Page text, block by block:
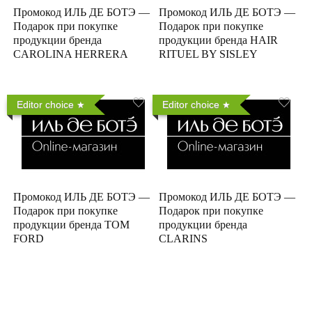
Промокод ИЛЬ ДЕ БОТЭ —
Подарок при покупке
продукции бренда
CAROLINA HERRERA
Промокод ИЛЬ ДЕ БОТЭ —
Подарок при покупке
продукции бренда HAIR
RITUEL BY SISLEY
Editor choice
Промокод ИЛЬ ДЕ БОТЭ —
Подарок при покупке
продукции бренда TOM
FORD
Editor choice
Промокод ИЛЬ ДЕ БОТЭ —
Подарок при покупке
продукции бренда
CLARINS